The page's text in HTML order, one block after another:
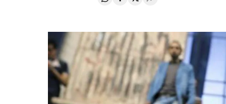
Compartir en Whatsapp
Compartir en Facebook
Compartir en Twitter
Desplegar Redes